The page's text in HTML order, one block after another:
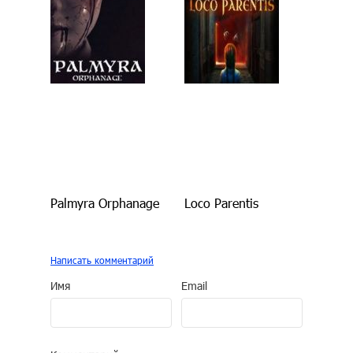
Palmyra Orphanage Loco Parentis
Написать комментарий
Имя Email